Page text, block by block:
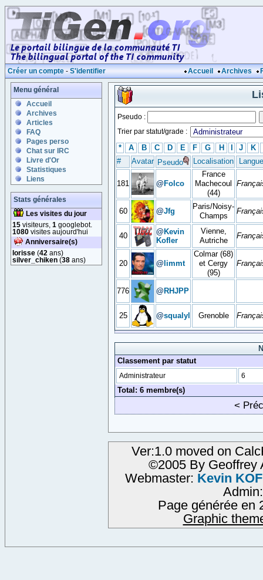
Créer un compte - S'identifier Accueil Archives
Menu général
Accueil
Archives
Articles
FAQ
Pages perso
Chat sur IRC
Livre d'Or
Statistiques
Liens
Stats générales
Les visites du jour
15 visiteurs, 1 googlebot.
1080 visites aujourd'hui
Anniversaire(s)
lorisse (42 ans)
silver_chiken (38 ans)
Pseudo :
Trier par statut/grade :
* A B C D E F G H J
K
#
Avatar Pseudo Localisation Langue
181 @ Folco
France
Machecoul
(44)
60 @Jfg
Paris/Noisy-
Champs
40 @ Kevin
Kofler
Vienne,
Autriche
20 @ limmt
Colmar (68)
et Cergy
(95)
776 @ RHJPP
25 @squalyl Grenoble
Classement par statut
Administrateur 6
Total: 6 membre(s)
<
Ver:1.0 moved on
©2005 By Geoffrey
Webmaster: Kevin
Page générée en
Graphic